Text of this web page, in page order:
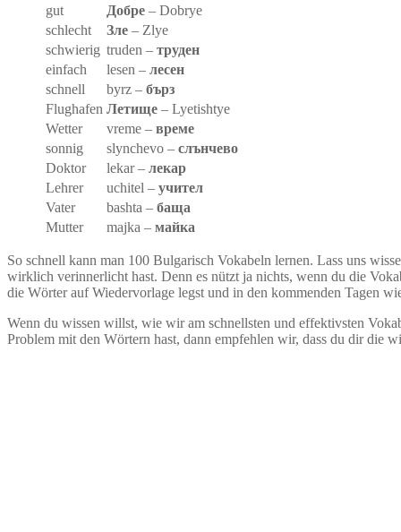
gut
Добре – Dobrye
schlecht
Зле – Zlye
schwierig truden – труден
einfach
lesen – лесен
schnell
byrz – бърз
Flughafen Летище – Lyetishtye
Wetter
vreme – време
sonnig
slynchevo – слънчево
Doktor
lekar – лекар
Lehrer
uchitel – учител
Vater
bashta – баща
Mutter
majka – майка
So schnell kann man 100 Bulgarisch Vokabeln lernen. Lass uns
wirklich verinnerlicht hast. Denn es nützt ja nichts, wenn du die
die Wörter auf Wiedervorlage legst und in den kommenden Tagen
Wenn du wissen willst, wie wir am schnellsten und effektivsten
Problem mit den Wörtern hast, dann empfehlen wir, dass du dir die